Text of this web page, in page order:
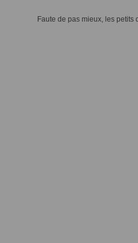
Faute de pas mieux, les